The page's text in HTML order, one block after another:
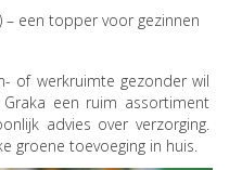
– een topper voor gezinnen
of werkruimte gezonder wil
een ruim assortiment
advies over verzorging.
groene toevoeging in huis.